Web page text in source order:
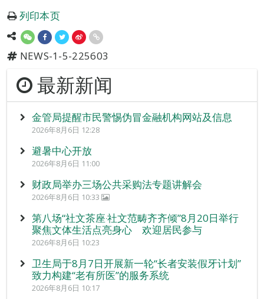
列印本页
NEWS-1-5-225603
最新新闻
金管局提醒市民警惕伪冒金融机构网站及信息
2026年8月6日 12:28
避暑中心开放
2026年8月6日 11:00
财政局举办三场公共采购法专题讲解会
2026年8月6日 10:33
第八场“社文茶座‧社文范畴齐齐倾”8月20日举行
聚焦文体生活点亮身心 欢迎居民参与
2026年8月6日 10:23
卫生局于8月7日开展新一轮“长者安装假牙计划”
致力构建“老有所医”的服务系统
2026年8月6日 10:17